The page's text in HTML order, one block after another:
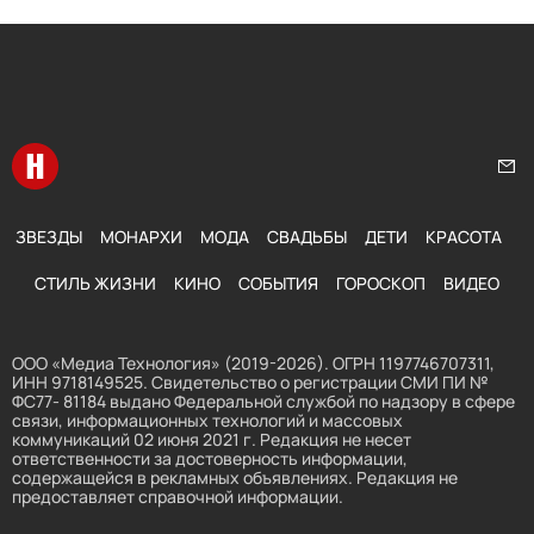
Перейти на главную
ЗВЕЗДЫ МОНАРХИ МОДА СВАДЬБЫ ДЕТИ КРАСОТА
СТИЛЬ ЖИЗНИ КИНО СОБЫТИЯ ГОРОСКОП ВИДЕО
ООО «Медиа Технология» (2019-2026). ОГРН 1197746707311,
ИНН 9718149525. Свидетельство о регистрации СМИ ПИ №
ФС77- 81184 выдано Федеральной службой по надзору в сфере
связи, информационных технологий и массовых
коммуникаций 02 июня 2021 г. Редакция не несет
ответственности за достоверность информации,
содержащейся в рекламных объявлениях. Редакция не
предоставляет справочной информации.